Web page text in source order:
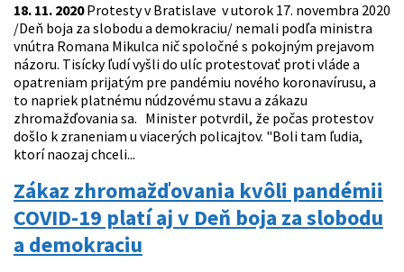
18. 11. 2020Protesty v Bratislave v utorok 17. novembra 2020
/Deň boja za slobodu a demokraciu/ nemali podľa ministra
vnútra Romana Mikulca nič spoločné s pokojným prejavom
názoru. Tisícky ľudí vyšli do ulíc protestovať proti vláde a
opatreniam prijatým pre pandémiu nového koronavírusu, a
to napriek platnému núdzovému stavu a zákazu
zhromažďovania sa. Minister potvrdil, že počas protestov
došlo k zraneniam u viacerých policajtov. "Boli tam ľudia,
ktorí naozaj chceli...
Zákaz zhromažďovania kvôli pandémii
COVID-19 platí aj v Deň boja za slobodu
a demokraciu